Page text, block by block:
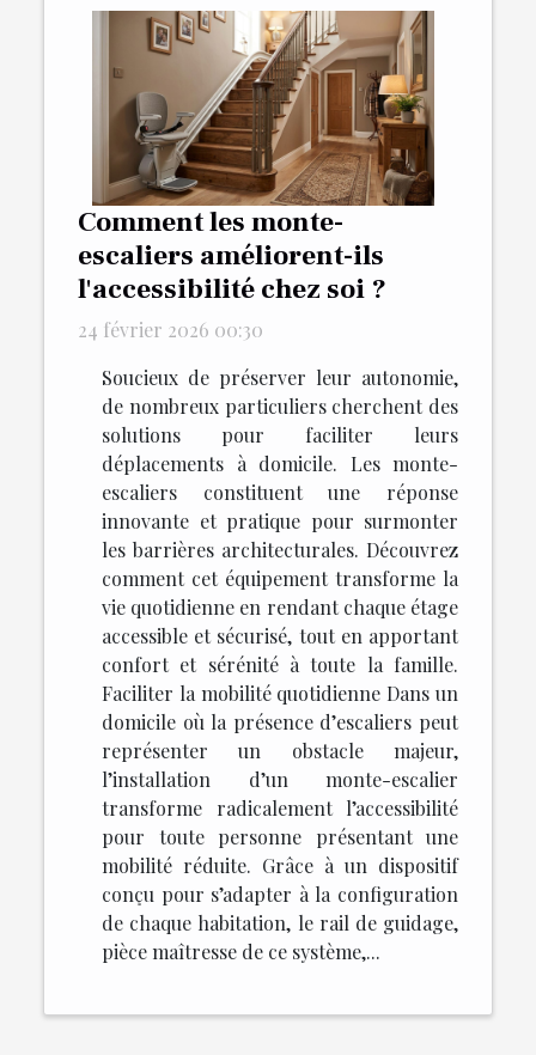
Comment les monte-
escaliers améliorent-ils
l'accessibilité chez soi ?
24 février 2026 00:30
Soucieux de préserver leur autonomie,
de nombreux particuliers cherchent des
solutions pour faciliter leurs
déplacements à domicile. Les monte-
escaliers constituent une réponse
innovante et pratique pour surmonter
les barrières architecturales. Découvrez
comment cet équipement transforme la
vie quotidienne en rendant chaque étage
accessible et sécurisé, tout en apportant
confort et sérénité à toute la famille.
Faciliter la mobilité quotidienne Dans un
domicile où la présence d’escaliers peut
représenter un obstacle majeur,
l’installation d’un monte-escalier
transforme radicalement l’accessibilité
pour toute personne présentant une
mobilité réduite. Grâce à un dispositif
conçu pour s’adapter à la configuration
de chaque habitation, le rail de guidage,
pièce maîtresse de ce système,...